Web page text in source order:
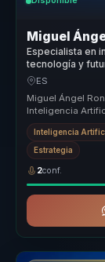
Miguel
Especialista en
tecnología y
aprendizaje
ES
Miguel Ángel
Inteligencia
posibilid...
Inteligencia
Estrategia
2conf.